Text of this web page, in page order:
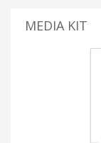
MEDIA KIT